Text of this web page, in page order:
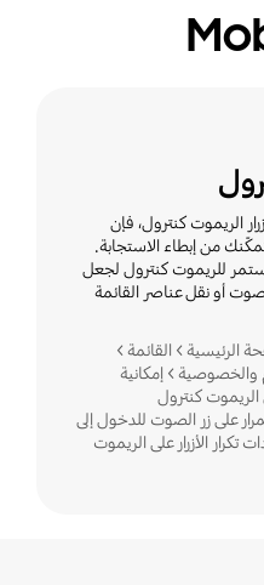
الريموت كنترول، فإن
من إبطاء الاستجابة.
للريموت كنترول لجعل
أو نقل عناصر القائمة
> القائمة >
والخصوصية > إمكانية
الريموت كنترول
على زر الصوت للدخول إلى
تكرار الأزرار على الريموت